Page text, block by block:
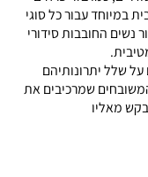
במיוחד עבור כל סוגי
נשים החובבות סידורי
שלל יתרונותיהם
שמרכיבים את
מאליו